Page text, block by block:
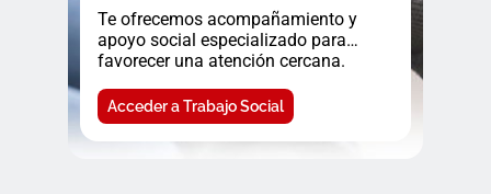
Te ofrecemos acompañamiento y
apoyo social especializado para
favorecer una atención cercana.
Acceder a Trabajo Social